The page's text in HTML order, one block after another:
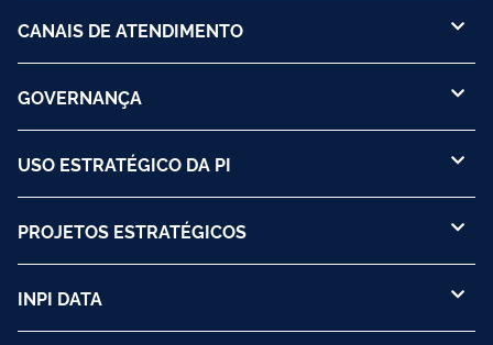
CANAIS DE ATENDIMENTO
GOVERNANÇA
USO ESTRATÉGICO DA PI
PROJETOS ESTRATÉGICOS
INPI DATA